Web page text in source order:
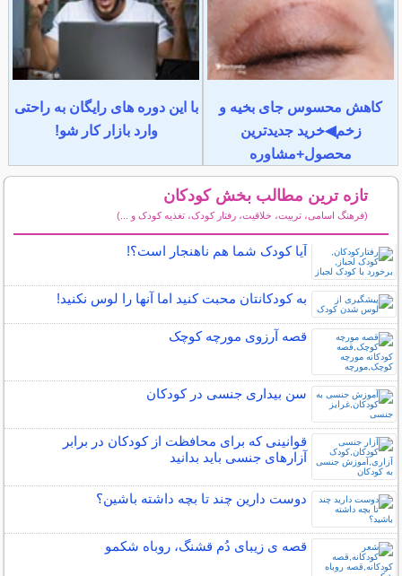
کاهش محسوس جای بخیه و
زخم◀خرید جدیدترین
محصول+مشاوره
با این دوره های رایگان به راحتی
وارد بازار کار شو!
تازه ترین مطالب بخش کودکان
(فرهنگ اسامی، تربیت، خلاقیت، رفتار کودک، تغذیه کودک و ...)
آیا کودک شما هم ناهنجار است؟!
به کودکانتان محبت کنید اما آنها را لوس نکنید!
قصه آرزوی مورچه کوچک
سن بیداری جنسی در کودکان
قوانینی که برای محافظت از کودکان در برابر
آزارهای جنسی باید بدانید
دوست دارین چند تا بچه داشته باشین؟
قصه ی زیبای دُم قشنگ، روباه شکمو